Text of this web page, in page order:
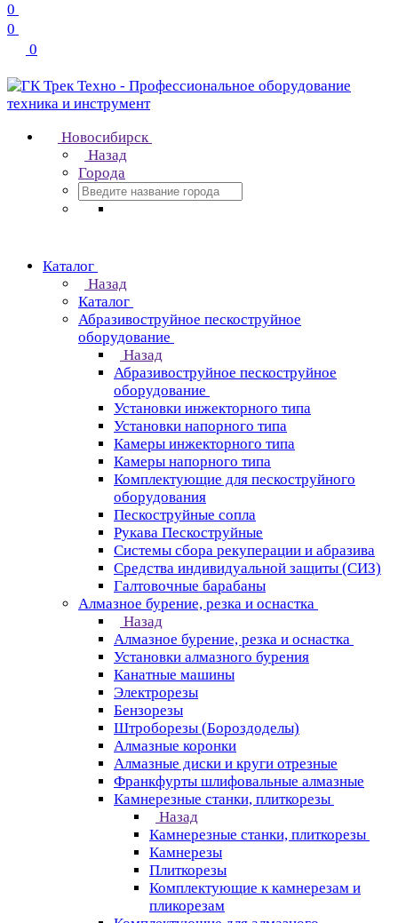
0
0
0
Новосибирск
Назад
Города
Каталог
Назад
Каталог
Абразивоструйное пескоструйное
оборудование
Назад
Абразивоструйное пескоструйное
оборудование
Установки инжекторного типа
Установки напорного типа
Камеры инжекторного типа
Камеры напорного типа
Комплектующие для пескоструйного
оборудования
Пескоструйные сопла
Рукава Пескоструйные
Системы сбора рекуперации и абразива
Средства индивидуальной защиты (СИЗ)
Галтовочные барабаны
Алмазное бурение, резка и оснастка
Назад
Алмазное бурение, резка и оснастка
Установки алмазного бурения
Канатные машины
Электрорезы
Бензорезы
Штроборезы (Бороздоделы)
Алмазные коронки
Алмазные диски и круги отрезные
Франкфурты шлифовальные алмазные
Камнерезные станки, плиткорезы
Назад
Камнерезные станки, плиткорезы
Камнерезы
Плиткорезы
Комплектующие к камнерезам и
пликорезам